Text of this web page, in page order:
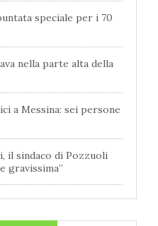
speciale per i 70
nella parte alta della
a Messina: sei persone
il sindaco di Pozzuoli
gravissima”